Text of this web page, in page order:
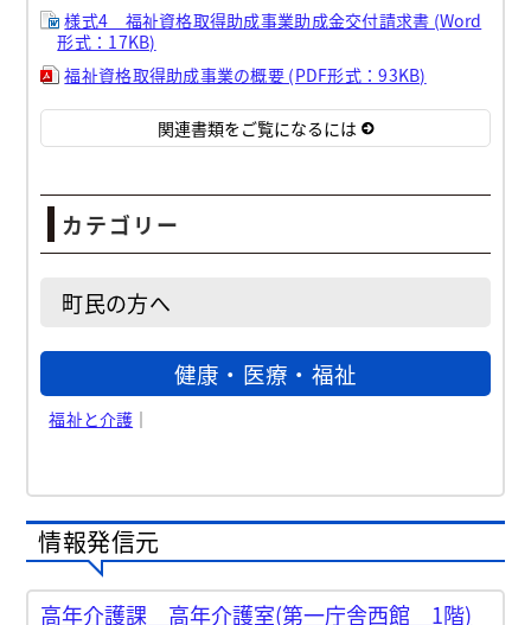
様式4 福祉資格取得助成事業助成金交付請求書 (Word
形式：17KB)
福祉資格取得助成事業の概要 (PDF形式：93KB)
関連書類をご覧になるには
カテゴリー
町民の方へ
健康・医療・福祉
福祉と介護 ｜
情報発信元
高年介護課 高年介護室(第一庁舎西館 1階)